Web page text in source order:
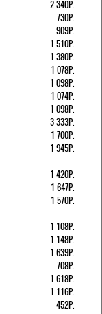
2 340Р.
730Р.
909Р.
1 510Р.
1 380Р.
1 078Р.
1 098Р.
1 074Р.
1 098Р.
3 333Р.
1 700Р.
1 945Р.
1 420Р.
1 647Р.
1 570Р.
1 108Р.
1 148Р.
1 639Р.
708Р.
1 618Р.
1 116Р.
452Р.